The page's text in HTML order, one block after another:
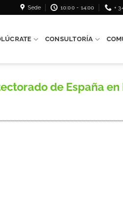
Sede 10:00 - 14:00 +
CONSULTORÍA
de España